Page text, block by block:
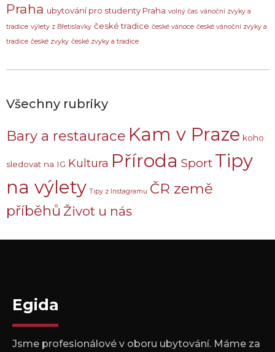
Praha ubytování pro studenty Praha volný čas vánoční zvyky a
tradice výlety z Břetislavky české tradice české vánoce české vánoční zvyky a
tradice české zvyky české zvyky a tradice
Všechny rubriky
Bary a restaurace Kam v Praze koho
sledovat na IG Kultura Příroda Sport Tipy
na výlety Tipy z Instagramu ČR země
příběhů Život u nás
Egida
Jsme profesionálové v oboru ubytování. Máme za